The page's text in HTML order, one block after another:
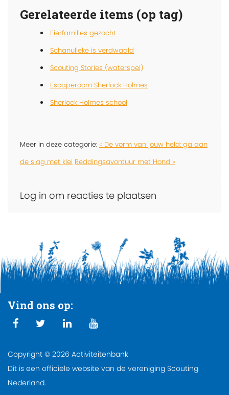
Gerelateerde items (op tag)
Eierfamilies gezocht
Schanulleke is verdwaald
Scouting Stories (waterspel)
Escaperoom Sherlock Holmes
Sherlock Holmes school
Meer in deze categorie: « De vorm van jouw held: ga aan
de slag met klei Reddingsavontuur met Hond »
Log in om reacties te plaatsen
Vind ons op:
Copyright © 2026 Activiteitenbank
Dit is een officiële website van de vereniging Scouting
Nederland.